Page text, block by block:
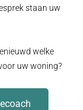
staan uw
welke
uw woning?